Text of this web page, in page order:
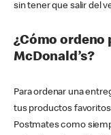
sin tener que salir del
¿Cómo ordeno
McDonald’s?
Para ordenar una
tus productos favoritos
Postmates como